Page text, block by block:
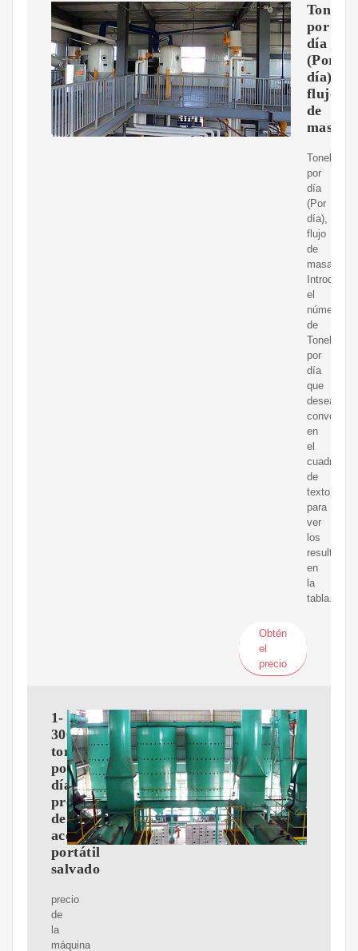
por
día
(Por
día),
flujo
de
masa
Tonelada
por
día
(Por
día),
flujo
de
masa
Introduzca
el
número
de
Tonelada
por
día
que
desea
convertir
en
el
cuadro
de
texto,
para
ver
los
resultados
en
la
tabla.
Obtén
el
precio
1-
3067730
toneladas
por
día
prensa
de
aceite
portátil
salvado
precio
de
la
máquina